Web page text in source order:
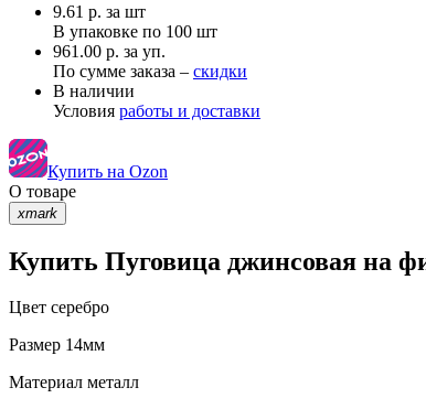
9.61 р. за шт
В упаковке по 100 шт
961.00 р. за уп.
По сумме заказа – скидки
В наличии
Условия работы и доставки
Купить на Ozon
О товаре
xmark
Купить Пуговица джинсовая на
Цвет серебро
Размер 14мм
Материал металл